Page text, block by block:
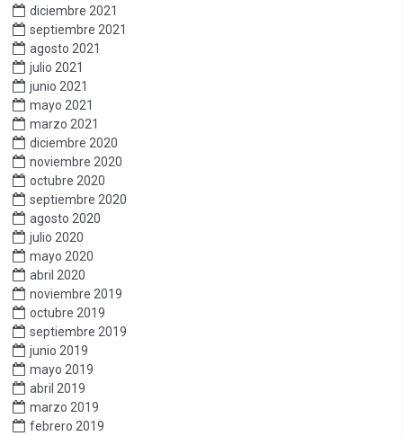
diciembre 2021
septiembre 2021
agosto 2021
julio 2021
junio 2021
mayo 2021
marzo 2021
diciembre 2020
noviembre 2020
octubre 2020
septiembre 2020
agosto 2020
julio 2020
mayo 2020
abril 2020
noviembre 2019
octubre 2019
septiembre 2019
junio 2019
mayo 2019
abril 2019
marzo 2019
febrero 2019